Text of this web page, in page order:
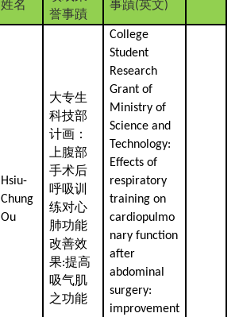
姓名
誉事蹟
事蹟(英文)
Hsiu-
Chung
Ou
大专生
科技部
计画：
上腹部
手术后
呼吸训
练对心
肺功能
改善效
果:提高
吸气肌
之功能
College
Student
Research
Grant of
Ministry of
Science and
Technology:
Effects of
respiratory
training on
cardiopulmo
nary function
after
abdominal
surgery:
improvement